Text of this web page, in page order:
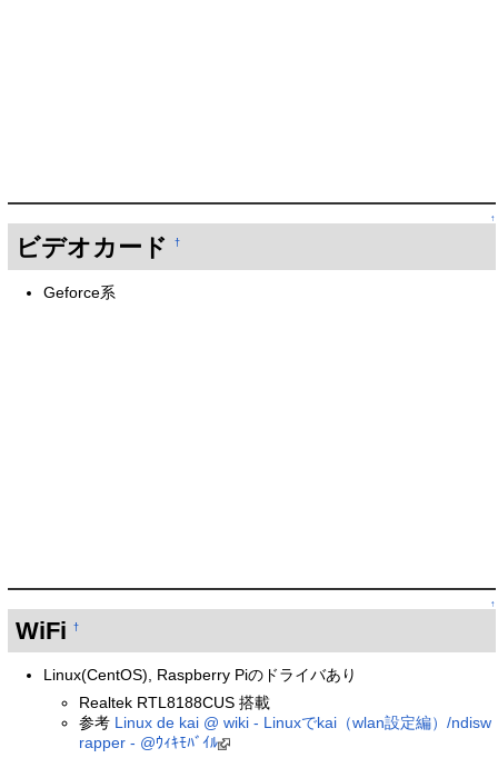
↑
ビデオカード †
Geforce系
↑
WiFi †
Linux(CentOS), Raspberry Piのドライバあり
Realtek RTL8188CUS 搭載
参考 Linux de kai @ wiki - Linuxでkai（wlan設定編）/ndisw
rapper - @ｳｨｷﾓﾊﾞｲﾙ